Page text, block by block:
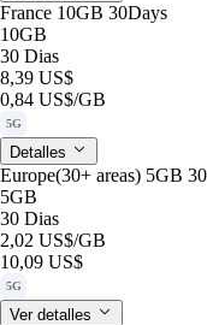
France 10GB 30Days
10GB
30 Dias
8,39 US$
0,84 US$/GB
5G
Detalles
Europe(30+ areas) 5GB
5GB
30 Dias
2,02 US$/GB
10,09 US$
5G
Ver detalles